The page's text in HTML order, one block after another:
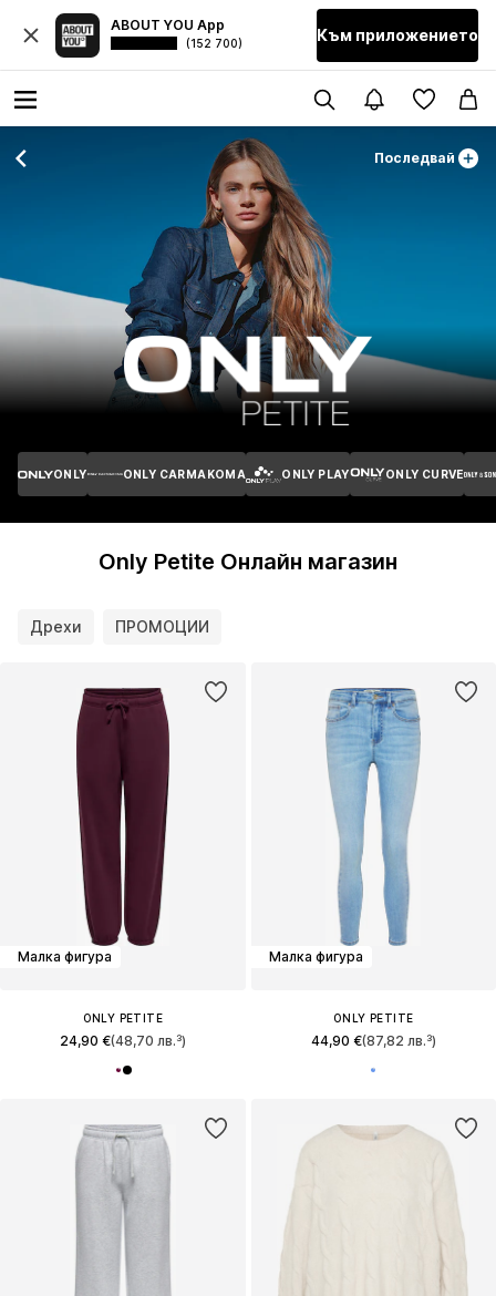
ABOUT YOU App
(152 700) Към приложението
Последвай
ONLY ONLY CARMAKOMA ONLY PLAY ONLY CURVE
Only Petite Онлайн магазин
Дрехи ПРОМОЦИИ
Малка фигура
ONLY PETITE
24,90 €(48,70 лв.³)
Малка фигура
ONLY PETITE
44,90 €(87,82 лв.³)